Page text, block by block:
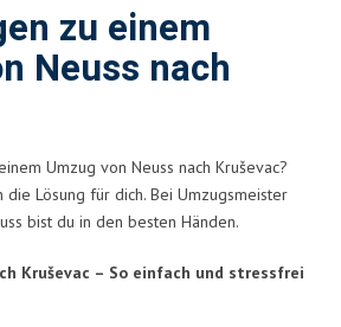
zu einem
Neuss nach
Umzug von Neuss nach Kruševac?
die Lösung für dich. Bei Umzugsmeister
bist du in den besten Händen.
Kruševac – So einfach und stressfrei